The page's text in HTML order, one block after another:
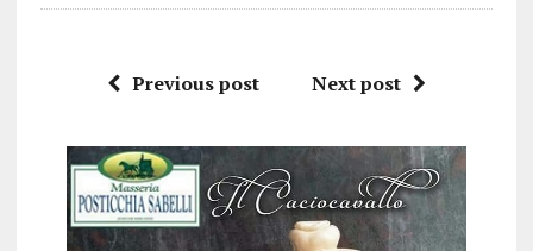
Previous post Next post